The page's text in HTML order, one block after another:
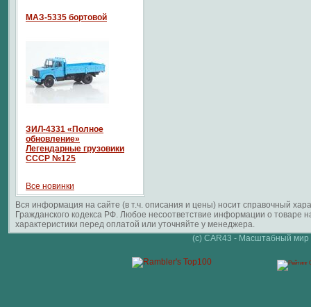
МАЗ-5335 бортовой
ЗИЛ-4331 «Полное
обновление»
Легендарные грузовики
СССР №125
Все новинки
Вся информация на сайте (в т.ч. описания и цены) носит справочный
Гражданского кодекса РФ. Любое несоответствие информации о
характеристики перед оплатой или уточняйте у менеджера.
(c) CAR43 - Масштабный мир